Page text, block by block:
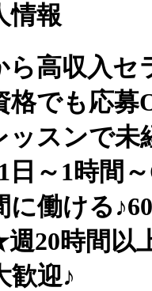
情報
ら高収入セ
格でも応募
ッスンで未
日～1時間～
に働ける
20時間以
歓迎♪